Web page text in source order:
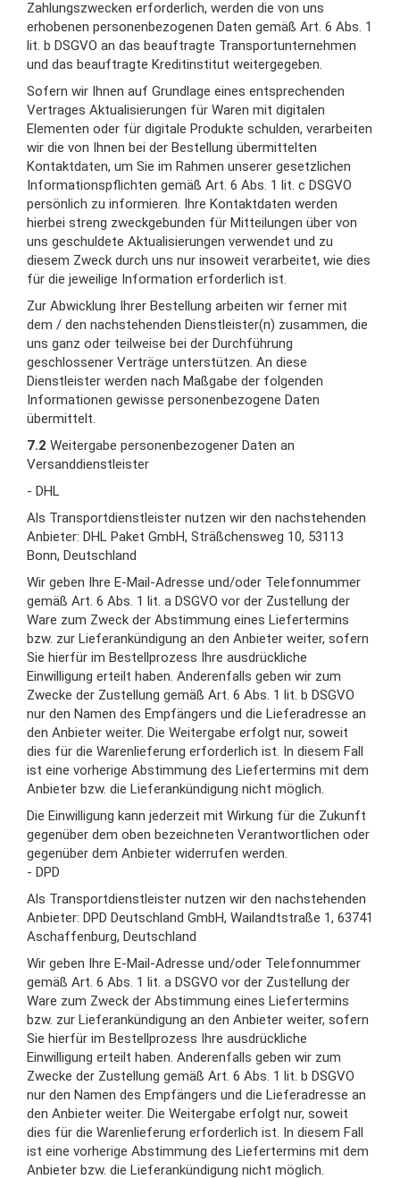
Zahlungszwecken erforderlich, werden die von uns
erhobenen personenbezogenen Daten gemäß Art. 6 Abs. 1
lit. b DSGVO an das beauftragte Transportunternehmen
und das beauftragte Kreditinstitut weitergegeben.
Sofern wir Ihnen auf Grundlage eines entsprechenden
Vertrages Aktualisierungen für Waren mit digitalen
Elementen oder für digitale Produkte schulden, verarbeiten
wir die von Ihnen bei der Bestellung übermittelten
Kontaktdaten, um Sie im Rahmen unserer gesetzlichen
Informationspflichten gemäß Art. 6 Abs. 1 lit. c DSGVO
persönlich zu informieren. Ihre Kontaktdaten werden
hierbei streng zweckgebunden für Mitteilungen über von
uns geschuldete Aktualisierungen verwendet und zu
diesem Zweck durch uns nur insoweit verarbeitet, wie dies
für die jeweilige Information erforderlich ist.
Zur Abwicklung Ihrer Bestellung arbeiten wir ferner mit
dem / den nachstehenden Dienstleister(n) zusammen, die
uns ganz oder teilweise bei der Durchführung
geschlossener Verträge unterstützen. An diese
Dienstleister werden nach Maßgabe der folgenden
Informationen gewisse personenbezogene Daten
übermittelt.
7.2 Weitergabe personenbezogener Daten an
Versanddienstleister
- DHL
Als Transportdienstleister nutzen wir den nachstehenden
Anbieter: DHL Paket GmbH, Sträßchensweg 10, 53113
Bonn, Deutschland
Wir geben Ihre E-Mail-Adresse und/oder Telefonnummer
gemäß Art. 6 Abs. 1 lit. a DSGVO vor der Zustellung der
Ware zum Zweck der Abstimmung eines Liefertermins
bzw. zur Lieferankündigung an den Anbieter weiter, sofern
Sie hierfür im Bestellprozess Ihre ausdrückliche
Einwilligung erteilt haben. Anderenfalls geben wir zum
Zwecke der Zustellung gemäß Art. 6 Abs. 1 lit. b DSGVO
nur den Namen des Empfängers und die Lieferadresse an
den Anbieter weiter. Die Weitergabe erfolgt nur, soweit
dies für die Warenlieferung erforderlich ist. In diesem Fall
ist eine vorherige Abstimmung des Liefertermins mit dem
Anbieter bzw. die Lieferankündigung nicht möglich.
Die Einwilligung kann jederzeit mit Wirkung für die Zukunft
gegenüber dem oben bezeichneten Verantwortlichen oder
gegenüber dem Anbieter widerrufen werden.
- DPD
Als Transportdienstleister nutzen wir den nachstehenden
Anbieter: DPD Deutschland GmbH, Wailandtstraße 1, 63741
Aschaffenburg, Deutschland
Wir geben Ihre E-Mail-Adresse und/oder Telefonnummer
gemäß Art. 6 Abs. 1 lit. a DSGVO vor der Zustellung der
Ware zum Zweck der Abstimmung eines Liefertermins
bzw. zur Lieferankündigung an den Anbieter weiter, sofern
Sie hierfür im Bestellprozess Ihre ausdrückliche
Einwilligung erteilt haben. Anderenfalls geben wir zum
Zwecke der Zustellung gemäß Art. 6 Abs. 1 lit. b DSGVO
nur den Namen des Empfängers und die Lieferadresse an
den Anbieter weiter. Die Weitergabe erfolgt nur, soweit
dies für die Warenlieferung erforderlich ist. In diesem Fall
ist eine vorherige Abstimmung des Liefertermins mit dem
Anbieter bzw. die Lieferankündigung nicht möglich.